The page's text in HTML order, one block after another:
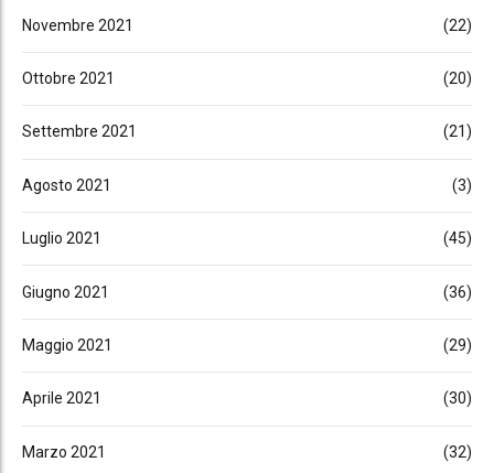
Novembre 2021 (22)
Ottobre 2021 (20)
Settembre 2021 (21)
Agosto 2021 (3)
Luglio 2021 (45)
Giugno 2021 (36)
Maggio 2021 (29)
Aprile 2021 (30)
Marzo 2021 (32)